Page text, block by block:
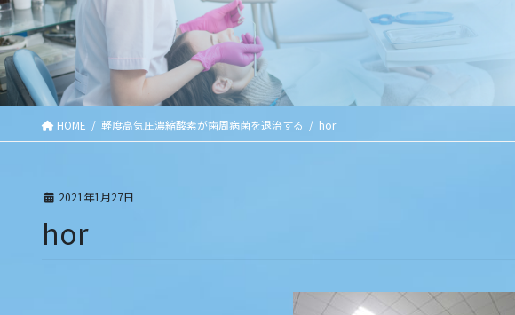
HOME 軽度高気圧濃縮酸素が歯周病菌を退治する hor
2021年1月27日
hor